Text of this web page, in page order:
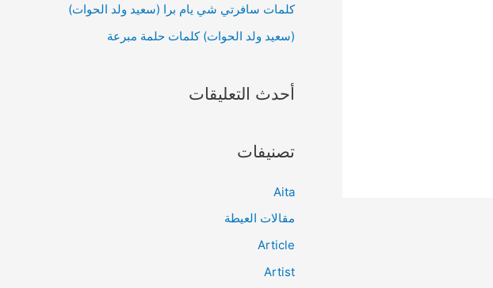
كلمات سافرتي شي يام برا (سعيد ولد الحوات)
(سعيد ولد الحوات) كلمات حلمة مبرعة
أحدث التعليقات
تصنيفات
Aita
مقالات العيطة
Article
Artist